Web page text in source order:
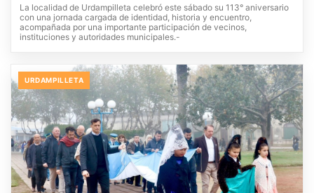
La localidad de Urdampilleta celebró este sábado su 113° aniversario
con una jornada cargada de identidad, historia y encuentro,
acompañada por una importante participación de vecinos,
instituciones y autoridades municipales.-
URDAMPILLETA